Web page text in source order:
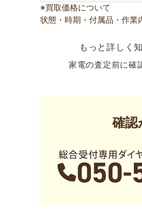
※買取価格について
状態・時期・付属品・作業
もっと詳しく
家電の査定前に確
確認